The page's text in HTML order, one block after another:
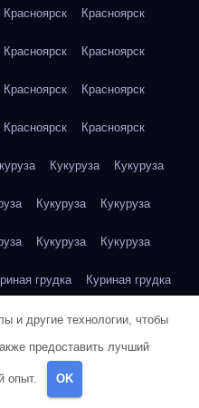
Красноярск Красноярск
Красноярск Красноярск
Красноярск Красноярск
Красноярск Красноярск
Кукуруза Кукуруза
Кукуруза Кукуруза
Кукуруза Кукуруза
грудка Куриная грудка
Куриная грудка
грудка Куриная грудка
Куриная грудка
и другие технологии, чтобы
предоставить лучший
опыт. OK